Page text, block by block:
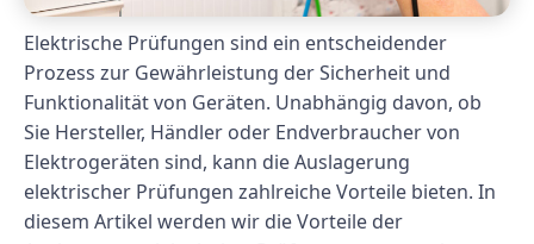
Elektrische Prüfungen sind ein entscheidender
Prozess zur Gewährleistung der Sicherheit und
Funktionalität von Geräten. Unabhängig davon, ob
Sie Hersteller, Händler oder Endverbraucher von
Elektrogeräten sind, kann die Auslagerung
elektrischer Prüfungen zahlreiche Vorteile bieten. In
diesem Artikel werden wir die Vorteile der